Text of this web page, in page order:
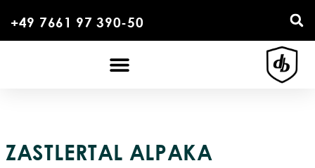
+49 7661 97 390-50
ZASTLERTAL ALPAKA